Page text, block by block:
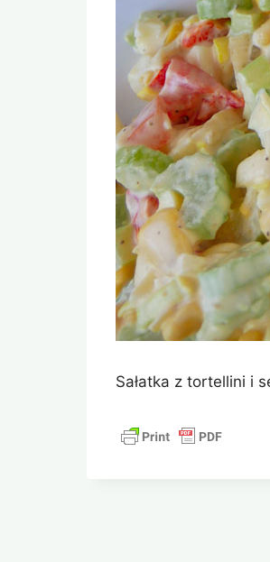
Sałatka z tortellini i